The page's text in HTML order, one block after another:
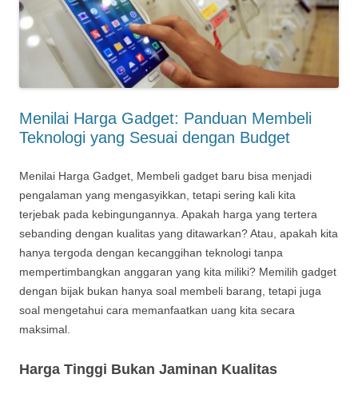
Menilai Harga Gadget: Panduan Membeli
Teknologi yang Sesuai dengan Budget
Menilai Harga Gadget, Membeli gadget baru bisa menjadi
pengalaman yang mengasyikkan, tetapi sering kali kita
terjebak pada kebingungannya. Apakah harga yang tertera
sebanding dengan kualitas yang ditawarkan? Atau, apakah kita
hanya tergoda dengan kecanggihan teknologi tanpa
mempertimbangkan anggaran yang kita miliki? Memilih gadget
dengan bijak bukan hanya soal membeli barang, tetapi juga
soal mengetahui cara memanfaatkan uang kita secara
maksimal.
Harga Tinggi Bukan Jaminan Kualitas